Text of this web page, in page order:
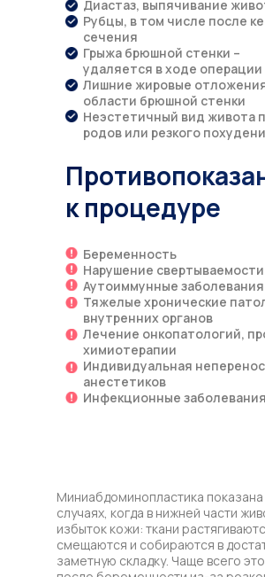
Диастаз, выпячивание
Рубцы, в том числе после
сечения
Грыжа брюшной стенки –
удаляется в ходе операции
Лишние жировые
области брюшной стенки
Неэстетичный вид живота
родов или резкого
к процедуре
Беременность
Нарушение свертываемости
Аутоиммунные заболевания
Тяжелые хронические
внутренних органов
Лечение онкопатологий,
химиотерапии
Индивидуальная
анестетиков
Инфекционные заболевания
Миниабдоминопластика показана
случаях, когда в нижней части
избыток кожи: ткани
смещаются и собираются в
заметную складку. Чаще всего